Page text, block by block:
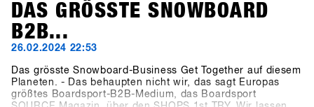
DAS GRÖSSTE SNOWBOARD
B2B...
26.02.2024 22:53
Das grösste Snowboard-Business Get Together auf diesem
Planeten. - Das behaupten nicht wir, das sagt Europas
größtes Boardsport-B2B-Medium, das Boardsport